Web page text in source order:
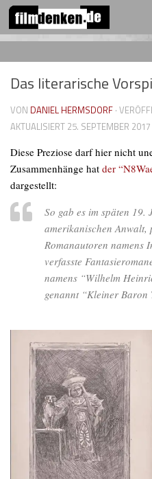
Zum Inhalt springenFOLGEN:
Das literarische
VON DANIEL HERMSDORF ·
AKTUALISIERT 25. SEPTEMBER 2017
Diese Preziose darf hier nicht
Zusammenhänge hat der
dargestellt:
So gab es im späten 19.
amerikanischen
Romanautoren namens
verfasste
namens “Wilhelm
genannt “Kleiner Baron